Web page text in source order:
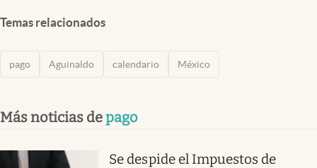
Temas relacionados
pago Aguinaldo calendario México
Más noticias depago
Se despide el Impuestos de